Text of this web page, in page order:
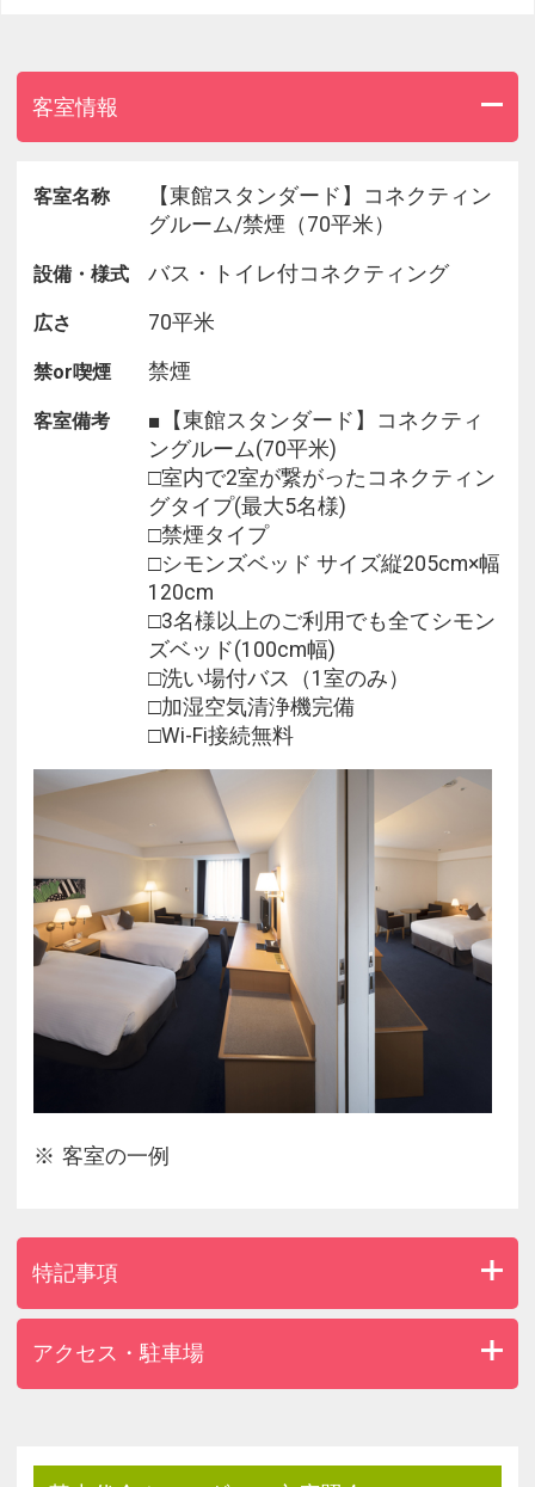
約10分
空港連絡バス停留所「札幌グランドホテル前」
客室情報
客室名称
【東館スタンダード】コネクティン
グルーム/禁煙（70平米）
設備・様式 バス・トイレ付コネクティング
広さ 70平米
禁or喫煙 禁煙
客室備考
■【東館スタンダード】コネクティ
ングルーム(70平米)
□室内で2室が繋がったコネクティン
グタイプ(最大5名様)
□禁煙タイプ
□シモンズベッド サイズ縦205cm×幅
120cm
□3名様以上のご利用でも全てシモン
ズベッド(100cm幅)
□洗い場付バス（1室のみ）
□加湿空気清浄機完備
□Wi-Fi接続無料
客室の一例
特記事項
アクセス・駐車場